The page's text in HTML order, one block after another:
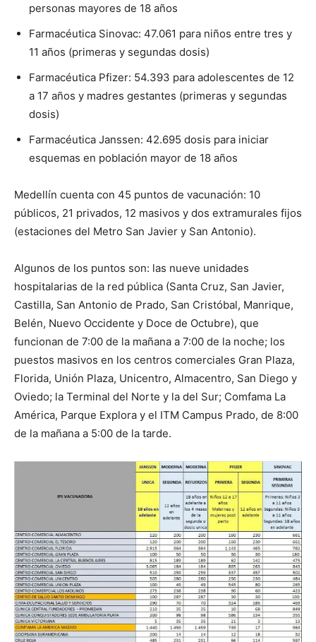
personas mayores de 18 años
Farmacéutica Sinovac: 47.061 para niños entre tres y
11 años (primeras y segundas dosis)
Farmacéutica Pfizer: 54.393 para adolescentes de 12
a 17 años y madres gestantes (primeras y segundas
dosis)
Farmacéutica Janssen: 42.695 dosis para iniciar
esquemas en población mayor de 18 años
Medellín cuenta con 45 puntos de vacunación: 10
públicos, 21 privados, 12 masivos y dos extramurales fijos
(estaciones del Metro San Javier y San Antonio).
Algunos de los puntos son: las nueve unidades
hospitalarias de la red pública (Santa Cruz, San Javier,
Castilla, San Antonio de Prado, San Cristóbal, Manrique,
Belén, Nuevo Occidente y Doce de Octubre), que
funcionan de 7:00 de la mañana a 7:00 de la noche; los
puestos masivos en los centros comerciales Gran Plaza,
Florida, Unión Plaza, Unicentro, Almacentro, San Diego y
Oviedo; la Terminal del Norte y la del Sur; Comfama La
América, Parque Explora y el ITM Campus Prado, de 8:00
de la mañana a 5:00 de la tarde.